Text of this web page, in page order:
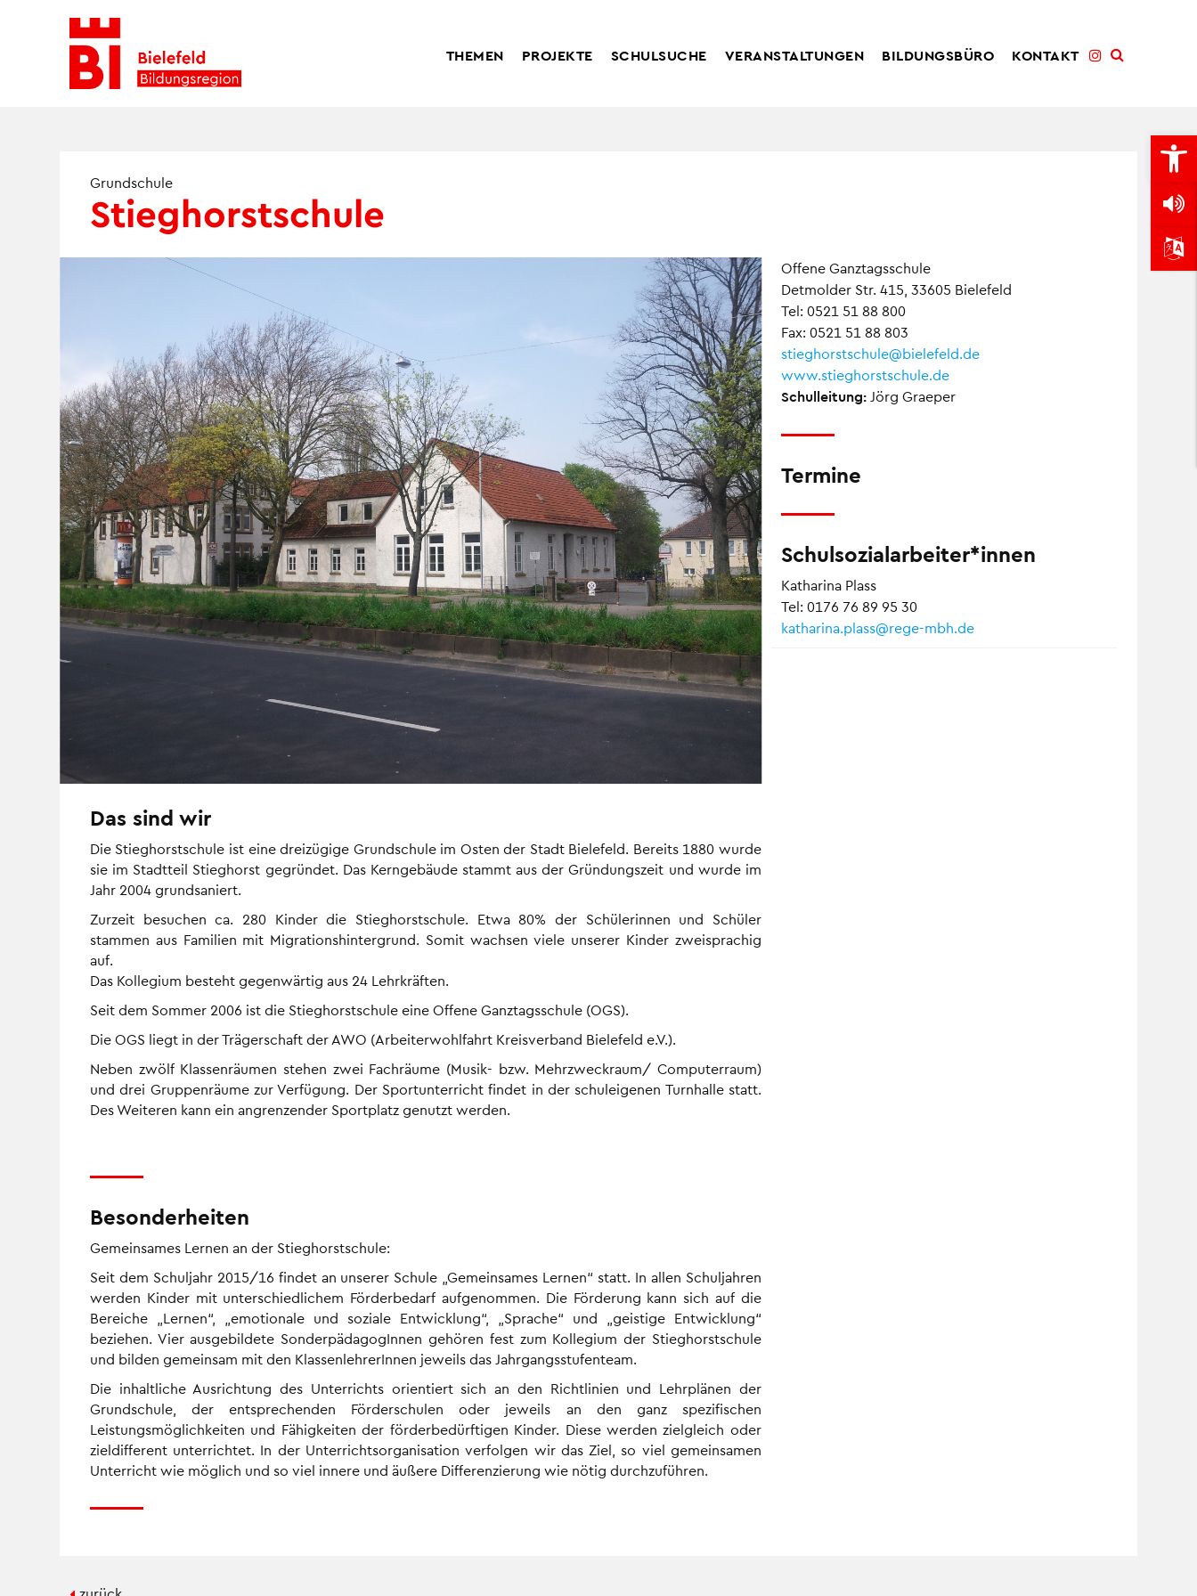
THEMEN PROJEKTE SCHULSUCHE VERANSTALTUNGEN BILDUNGSBÜRO KONTAKT
Grundschule
Stieghorstschule
Das sind wir
Die Stieghorstschule ist eine dreizügige Grundschule im Osten der Stadt Bielefeld. Bereits 1880 wurde
sie im Stadtteil Stieghorst gegründet. Das Kerngebäude stammt aus der Gründungszeit und wurde im
Jahr 2004 grundsaniert.
Zurzeit besuchen ca. 280 Kinder die Stieghorstschule. Etwa 80% der Schülerinnen und Schüler
stammen aus Familien mit Migrationshintergrund. Somit wachsen viele unserer Kinder zweisprachig
auf.
Das Kollegium besteht gegenwärtig aus 24 Lehrkräften.
Seit dem Sommer 2006 ist die Stieghorstschule eine Offene Ganztagsschule (OGS).
Die OGS liegt in der Trägerschaft der AWO (Arbeiterwohlfahrt Kreisverband Bielefeld e.V.).
Neben zwölf Klassenräumen stehen zwei Fachräume (Musik- bzw. Mehrzweckraum/ Computerraum)
und drei Gruppenräume zur Verfügung. Der Sportunterricht findet in der schuleigenen Turnhalle statt.
Des Weiteren kann ein angrenzender Sportplatz genutzt werden.
Besonderheiten
Gemeinsames Lernen an der Stieghorstschule:
Seit dem Schuljahr 2015/16 findet an unserer Schule „Gemeinsames Lernen“ statt. In allen Schuljahren
werden Kinder mit unterschiedlichem Förderbedarf aufgenommen. Die Förderung kann sich auf die
Bereiche „Lernen“, „emotionale und soziale Entwicklung“, „Sprache“ und „geistige Entwicklung“
beziehen. Vier ausgebildete SonderpädagogInnen gehören fest zum Kollegium der Stieghorstschule
und bilden gemeinsam mit den KlassenlehrerInnen jeweils das Jahrgangsstufenteam.
Die inhaltliche Ausrichtung des Unterrichts orientiert sich an den Richtlinien und Lehrplänen der
Grundschule, der entsprechenden Förderschulen oder jeweils an den ganz spezifischen
Leistungsmöglichkeiten und Fähigkeiten der förderbedürftigen Kinder. Diese werden zielgleich oder
zieldifferent unterrichtet. In der Unterrichtsorganisation verfolgen wir das Ziel, so viel gemeinsamen
Unterricht wie möglich und so viel innere und äußere Differenzierung wie nötig durchzuführen.
Offene Ganztagsschule
Detmolder Str. 415, 33605 Bielefeld
Tel: 0521 51 88 800
Fax: 0521 51 88 803
stieghorstschule@bielefeld.de
www.stieghorstschule.de
Schulleitung: Jörg Graeper
Termine
Schulsozialarbeiter*innen
Katharina Plass
Tel: 0176 76 89 95 30
katharina.plass@rege-mbh.de